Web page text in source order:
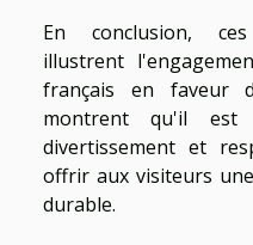
En conclusion,
illustrent
français en faveur
montrent qu'il est
divertissement et
offrir aux visiteurs
durable.